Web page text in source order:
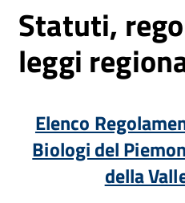
Statuti,
leggi
Elenco
Biologi del
della